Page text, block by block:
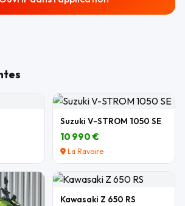
Suzuki V-STROM 1050 SE
10 990 €
La Ravoire
Kawasaki Z 650 RS